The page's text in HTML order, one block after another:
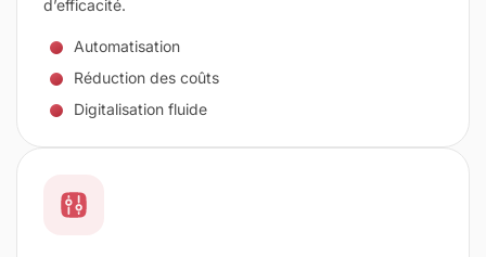
d’efficacité.
Automatisation
Réduction des coûts
Digitalisation fluide